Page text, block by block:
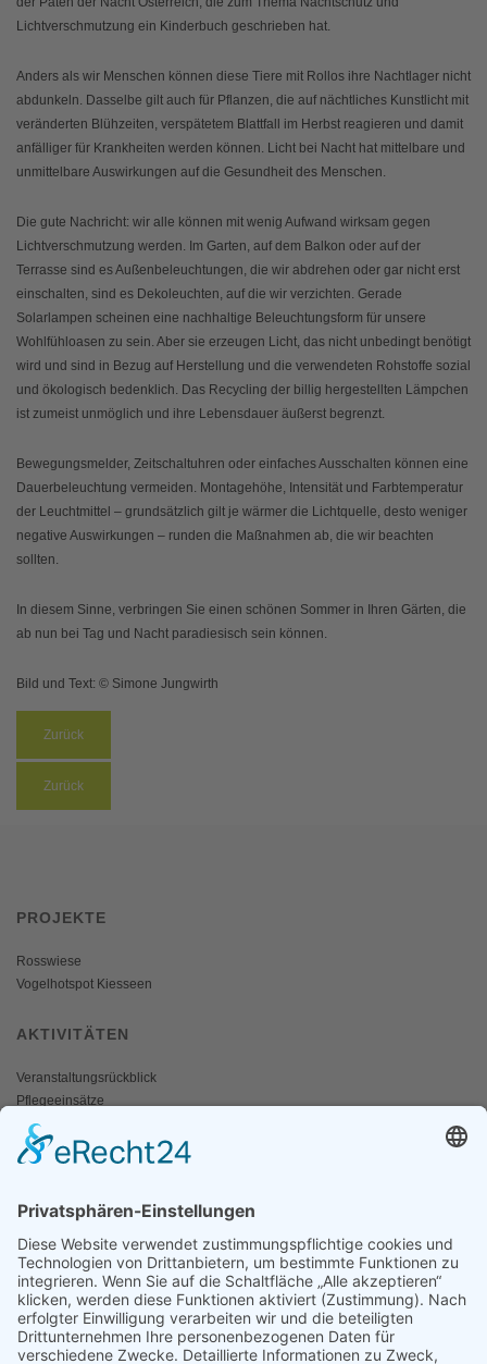
Lichtverschmutzung ein Kinderbuch geschrieben hat.
Anders als wir Menschen können diese Tiere mit Rollos ihre Nachtlager nicht
abdunkeln. Dasselbe gilt auch für Pflanzen, die auf nächtliches Kunstlicht mit
veränderten Blühzeiten, verspätetem Blattfall im Herbst reagieren und damit
anfälliger für Krankheiten werden können. Licht bei Nacht hat mittelbare und
unmittelbare Auswirkungen auf die Gesundheit des Menschen.
Die gute Nachricht: wir alle können mit wenig Aufwand wirksam gegen
Lichtverschmutzung werden. Im Garten, auf dem Balkon oder auf der
Terrasse sind es Außenbeleuchtungen, die wir abdrehen oder gar nicht erst
einschalten, sind es Dekoleuchten, auf die wir verzichten. Gerade
Solarlampen scheinen eine nachhaltige Beleuchtungsform für unsere
Wohlfühloasen zu sein. Aber sie erzeugen Licht, das nicht unbedingt benötigt
wird und sind in Bezug auf Herstellung und die verwendeten Rohstoffe sozial
und ökologisch bedenklich. Das Recycling der billig hergestellten Lämpchen
ist zumeist unmöglich und ihre Lebensdauer äußerst begrenzt.
Bewegungsmelder, Zeitschaltuhren oder einfaches Ausschalten können eine
Dauerbeleuchtung vermeiden. Montagehöhe, Intensität und Farbtemperatur
der Leuchtmittel – grundsätzlich gilt je wärmer die Lichtquelle, desto weniger
negative Auswirkungen – runden die Maßnahmen ab, die wir beachten
sollten.
In diesem Sinne, verbringen Sie einen schönen Sommer in Ihren Gärten, die
ab nun bei Tag und Nacht paradiesisch sein können.
Bild und Text: © Simone Jungwirth
Zurück
Zurück
PROJEKTE
Rosswiese
Vogelhotspot Kiesseen
AKTIVITÄTEN
Veranstaltungsrückblick
Pflegeeinsätze
AKTIV WERDEN
Mitgliedschaft
Spenden
SERVICE
Shop
Naturschutzbrief